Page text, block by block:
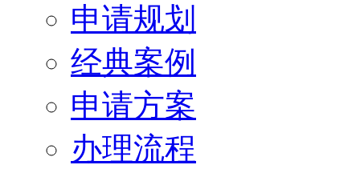
申请规划
经典案例
申请方案
办理流程